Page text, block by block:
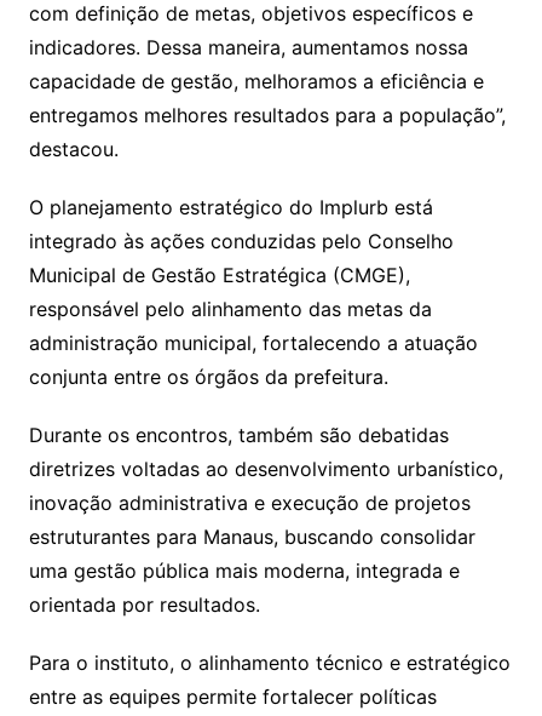
com definição de metas, objetivos específicos e
indicadores. Dessa maneira, aumentamos nossa
capacidade de gestão, melhoramos a eficiência e
entregamos melhores resultados para a população”,
destacou.
O planejamento estratégico do Implurb está
integrado às ações conduzidas pelo Conselho
Municipal de Gestão Estratégica (CMGE),
responsável pelo alinhamento das metas da
administração municipal, fortalecendo a atuação
conjunta entre os órgãos da prefeitura.
Durante os encontros, também são debatidas
diretrizes voltadas ao desenvolvimento urbanístico,
inovação administrativa e execução de projetos
estruturantes para Manaus, buscando consolidar
uma gestão pública mais moderna, integrada e
orientada por resultados.
Para o instituto, o alinhamento técnico e estratégico
entre as equipes permite fortalecer políticas